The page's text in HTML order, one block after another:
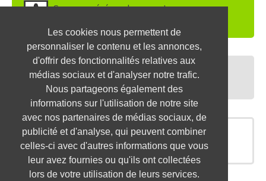
Les cookies nous permettent de
personnaliser le contenu et les annonces,
d'offrir des fonctionnalités relatives aux
médias sociaux et d'analyser notre trafic.
Nous partageons également des
informations sur l'utilisation de notre site
avec nos partenaires de médias sociaux, de
publicité et d'analyse, qui peuvent combiner
celles-ci avec d'autres informations que vous
leur avez fournies ou qu'ils ont collectées
lors de votre utilisation de leurs services.
Soyez repéré par les recruteurs,
DEPOSEZ VOTRE CV
Préparez vos entretiens,
TESTEZ-VOUS
OFFRES SIMILAIRES